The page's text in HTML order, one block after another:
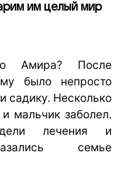
им целый мир
Амира? После
было непросто
садику. Несколько
мальчик заболел.
лечения и
семье